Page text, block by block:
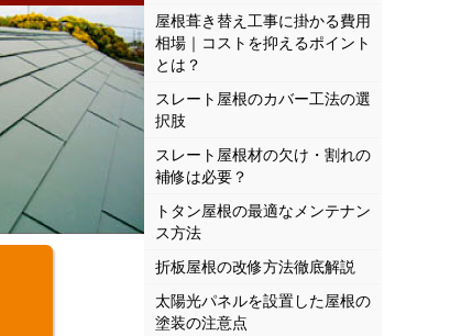
屋根葺き替え工事に掛かる費用
相場｜コストを抑えるポイント
とは？
スレート屋根のカバー工法の選
択肢
スレート屋根材の欠け・割れの
補修は必要？
トタン屋根の最適なメンテナン
ス方法
折板屋根の改修方法徹底解説
太陽光パネルを設置した屋根の
塗装の注意点